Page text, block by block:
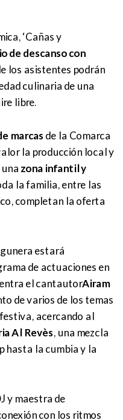
‘Cañas y
de descanso con
los asistentes podrán
culinaria de una
libre.
marcasde la Comarca
la producción local y
zona infantil y
la familia, entre las
completan la oferta
estará
de actuaciones en
el cantautorAiram
de varios de los temas
acercando al
Al Revès, una mezcla
hasta la cumbia y la
y maestra de
con los ritmos